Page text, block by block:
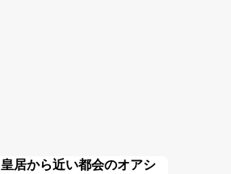
皇居から近い都会のオアシ